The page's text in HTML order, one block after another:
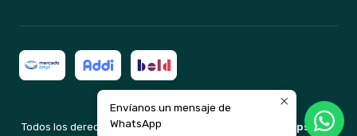
2026 impretoner rc.
Todos los derechos reservados.
Desarrollado por Jumpseller.
Envíanos un mensaje de
WhatsApp